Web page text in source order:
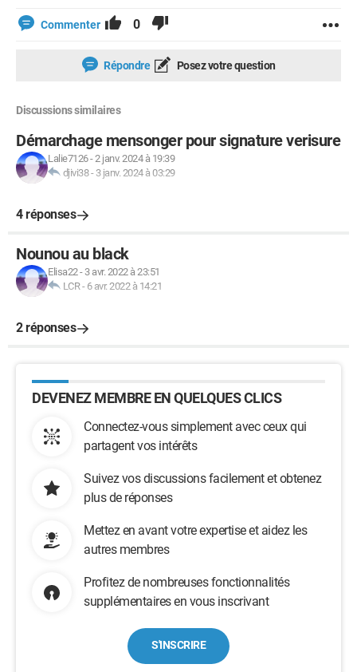
Commenter 0
Répondre Posez votre question
Discussions similaires
Démarchage mensonger pour signature verisure
Lalie7126-2 janv. 2024 à 19:39
djivi38- 3 janv. 2024 à 03:29
4 réponses
Nounou au black
Elisa22- 3 avr. 2022 à 23:51
LCR- 6 avr. 2022 à 14:21
2 réponses
DEVENEZ MEMBRE EN QUELQUES CLICS
Connectez-vous simplement avec ceux qui
partagent vos intérêts
Suivez vos discussions facilement et obtenez
plus de réponses
Mettez en avant votre expertise et aidez les
autres membres
Profitez de nombreuses fonctionnalités
supplémentaires en vous inscrivant
S'INSCRIRE